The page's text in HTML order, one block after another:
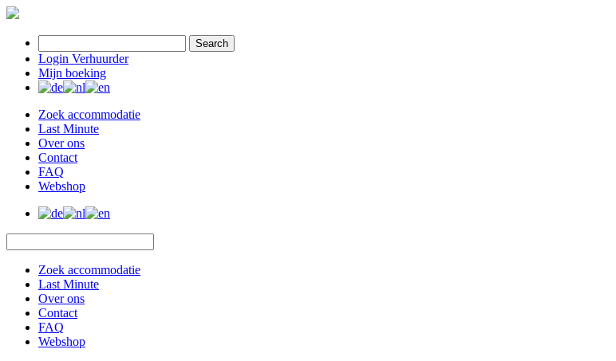
Search
Login Verhuurder
Mijn boeking
Zoek accommodatie
Last Minute
Over ons
Contact
FAQ
Webshop
Zoek accommodatie
Last Minute
Over ons
Contact
FAQ
Webshop